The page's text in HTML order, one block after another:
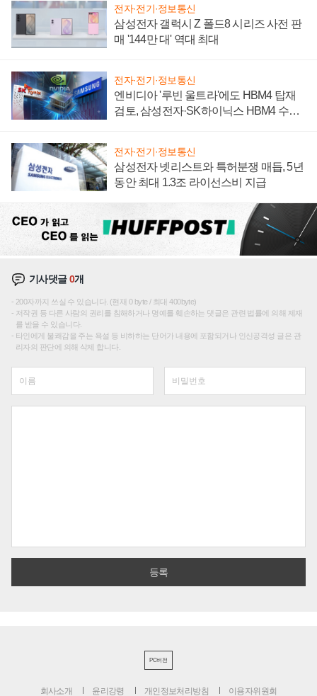
전자·전기·정보통신
삼성전자 갤럭시 Z 폴드8 시리즈 사전 판
매 '144만 대' 역대 최대
전자·전기·정보통신
엔비디아 '루빈 울트라'에도 HBM4 탑재
검토, 삼성전자·SK하이닉스 HBM4 수율
전자·전기·정보통신
삼성전자 넷리스트와 특허분쟁 매듭, 5년
동안 최대 1.3조 라이선스비 지급
기사댓글0개
200자까지 쓰실 수 있습니다. (현재 0 byte / 최대 400byte)
저작권 등 다른 사람의 권리를 침해하거나 명예를 훼손하는 댓글은 관련 법률에 의해 제재
를 받을 수 있습니다.
타인에게 불쾌감을 주는 욕설 등 비하하는 단어가 내용에 포함되거나 인신공격성 글은 관
리자의 판단에 의해 삭제 합니다.
PC버전
회사소개 윤리강령 개인정보처리방침 이용자위원회